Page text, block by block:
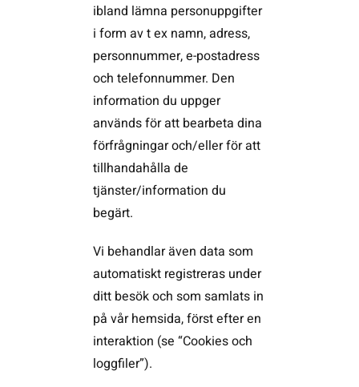
ibland lämna personuppgifter
i form av t ex namn, adress,
personnummer, e-postadress
och telefonnummer. Den
information du uppger
används för att bearbeta dina
förfrågningar och/eller för att
tillhandahålla de
tjänster/information du
begärt.
Vi behandlar även data som
automatiskt registreras under
ditt besök och som samlats in
på vår hemsida, först efter en
interaktion (se “Cookies och
loggfiler”).